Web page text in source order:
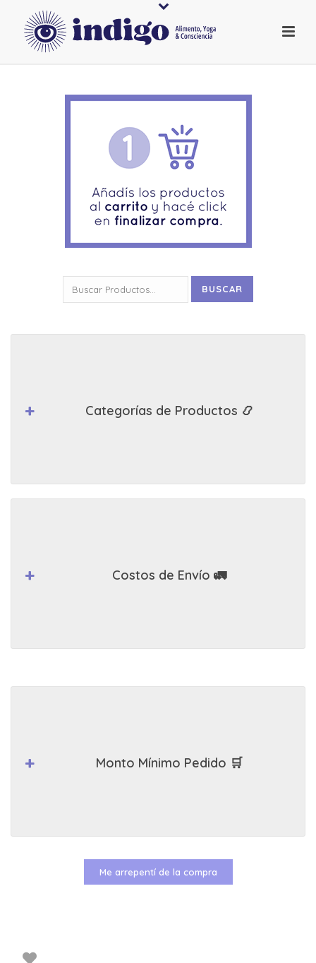
por:
BUSCAR
Categorías de Productos 📿
Costos de Envío 🚛
Monto Mínimo Pedido 🛒
Me arrepentí de la compra